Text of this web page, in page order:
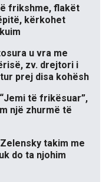
frikshme, flakët
kërkohet
u vra me
zv. drejtori i
prej disa kohësh
të frikësuar”,
një zhurmë të
takim me
do ta njohim